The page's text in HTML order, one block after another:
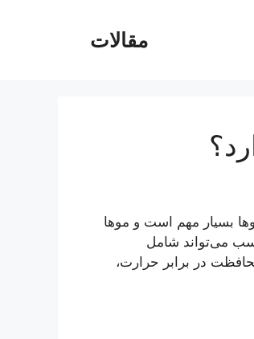
مقالات
بسیار مهم است و موها
می‌تواند شامل
در برابر حرارت،